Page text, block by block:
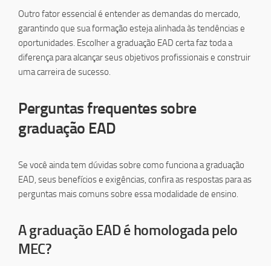
Outro fator essencial é entender as demandas do mercado,
garantindo que sua formação esteja alinhada às tendências e
oportunidades. Escolher a graduação EAD certa faz toda a
diferença para alcançar seus objetivos profissionais e construir
uma carreira de sucesso.
Perguntas frequentes sobre
graduação EAD
Se você ainda tem dúvidas sobre como funciona a graduação
EAD, seus benefícios e exigências, confira as respostas para as
perguntas mais comuns sobre essa modalidade de ensino.
A graduação EAD é homologada pelo
MEC?